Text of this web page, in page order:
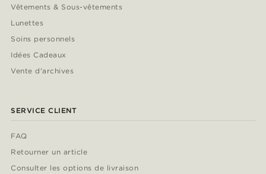
Vêtements & Sous-vêtements
Lunettes
Soins personnels
Idées Cadeaux
Vente d'archives
SERVICE CLIENT
FAQ
Retourner un article
Consulter les options de livraison